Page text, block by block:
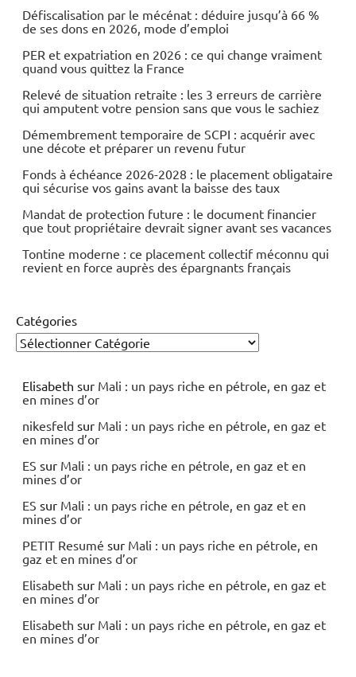
Economie
Energies
Défiscalisation par le mécénat : déduire jusqu’à 66 %
de ses dons en 2026, mode d’emploi
PER et expatriation en 2026 : ce qui change vraiment
quand vous quittez la France
Relevé de situation retraite : les 3 erreurs de carrière
qui amputent votre pension sans que vous le sachiez
Démembrement temporaire de SCPI : acquérir avec
une décote et préparer un revenu futur
Fonds à échéance 2026-2028 : le placement obligataire
qui sécurise vos gains avant la baisse des taux
Mandat de protection future : le document financier
que tout propriétaire devrait signer avant ses vacances
Tontine moderne : ce placement collectif méconnu qui
revient en force auprès des épargnants français
Catégories
Elisabeth sur Mali : un pays riche en pétrole, en gaz et
en mines d’or
nikesfeld sur Mali : un pays riche en pétrole, en gaz et
en mines d’or
ES sur Mali : un pays riche en pétrole, en gaz et en
mines d’or
ES sur Mali : un pays riche en pétrole, en gaz et en
mines d’or
PETIT Resumé sur Mali : un pays riche en pétrole, en
gaz et en mines d’or
Elisabeth sur Mali : un pays riche en pétrole, en gaz et
en mines d’or
Elisabeth sur Mali : un pays riche en pétrole, en gaz et
en mines d’or